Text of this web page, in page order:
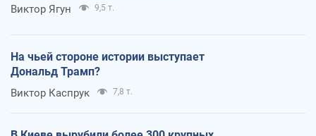
Виктор Ягун 9,5 т.
На чьей стороне истории выступает
Дональд Трамп?
Виктор Каспрук 7,8 т.